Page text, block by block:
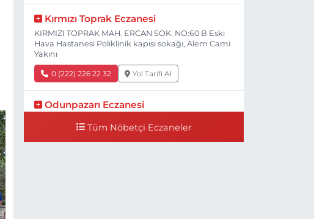
Kırmızı Toprak Eczanesi
KIRMIZI TOPRAK MAH. ERCAN SOK. NO:60 B Eski
Hava Hastanesi Poliklinik kapısı sokağı, Alem Cami
Yakını
0 (222) 226 22 32 Yol Tarifi Al
Odunpazarı Eczanesi
NO:21 E TIP FAKÜLTESİ KARŞISI
Tüm Nöbetçi Eczaneler